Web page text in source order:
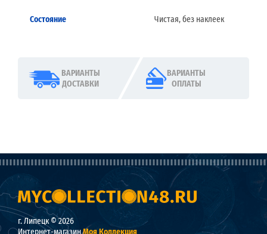
Состояние Чистая, без наклеек
ВАРИАНТЫ
ДОСТАВКИ
ВАРИАНТЫ
ОПЛАТЫ
г. Липецк © 2026
Интернет-магазинМоя Коллекция